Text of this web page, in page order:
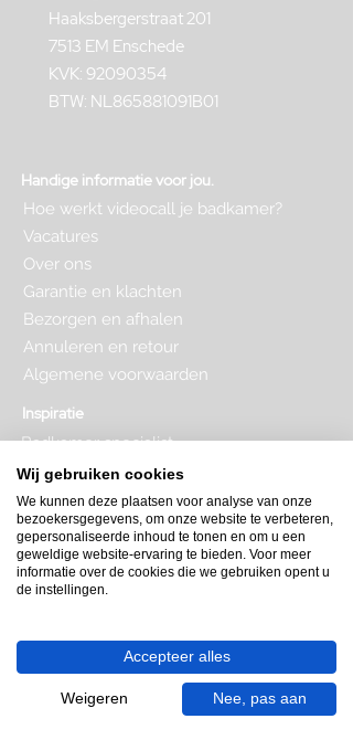
Haaksbergerstraat 201
7513 EM Enschede
KVK: 92090354
BTW: NL865881091B01
Handige informatie voor jou.
Hoe werkt videocall je badkamer?
Vacatures
Over ons
Garantie en klachten
Bezorgen en afhalen
Annuleren en retour
Algemene voorwaarden
Inspiratie
Badkamer specialist
Complete badkamer
Badkamer kopen
Badkamer op maat
Badkamer indeling
Badkamer plattegrond
Badkamer verbouwen
Toilet renovatie
Visgraat tegels
Wij gebruiken cookies
We kunnen deze plaatsen voor analyse van onze
bezoekersgegevens, om onze website te verbeteren,
gepersonaliseerde inhoud te tonen en om u een
geweldige website-ervaring te bieden. Voor meer
informatie over de cookies die we gebruiken opent u
de instellingen.
Accepteer alles
Weigeren Nee, pas aan